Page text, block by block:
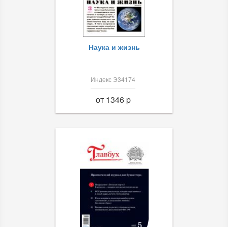
Наука и жизнь
Индекс Э34174
от 1346 p